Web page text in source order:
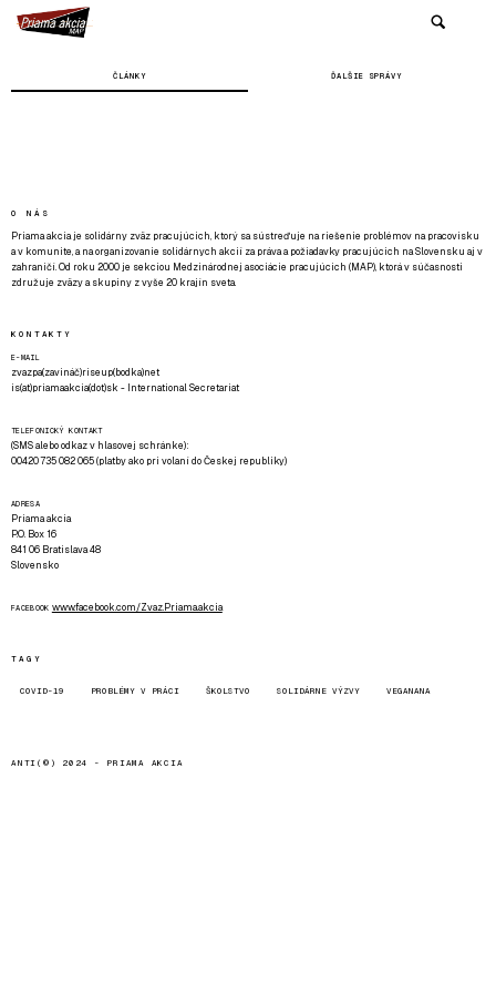
ČLÁNKY ĎALŠIE SPRÁVY
O NÁS
Priama akcia je solidárny zväz pracujúcich, ktorý sa sústreďuje na riešenie problémov na pracovisku
a v komunite, a na organizovanie solidárnych akcií za práva a požiadavky pracujúcich na Slovensku aj v
zahraničí. Od roku 2000 je sekciou Medzinárodnej asociácie pracujúcich (MAP), ktorá v súčasnosti
združuje zväzy a skupiny z vyše 20 krajín sveta.
KONTAKTY
E-MAIL
zvazpa(zavináč)riseup(bodka)net
is(at)priamaakcia(dot)sk - International Secretariat
TELEFONICKÝ KONTAKT
(SMS alebo odkaz v hlasovej schránke):
00420 735 082 065 (platby ako pri volaní do Českej republiky)
ADRESA
Priama akcia
P.O. Box 16
841 06 Bratislava 48
Slovensko
FACEBOOK www.facebook.com/Zvaz.Priama.akcia
TAGY
COVID-19 PROBLÉMY V PRÁCI ŠKOLSTVO SOLIDÁRNE VÝZVY VEGANANA
ANTI(©) 2024 - PRIAMA AKCIA